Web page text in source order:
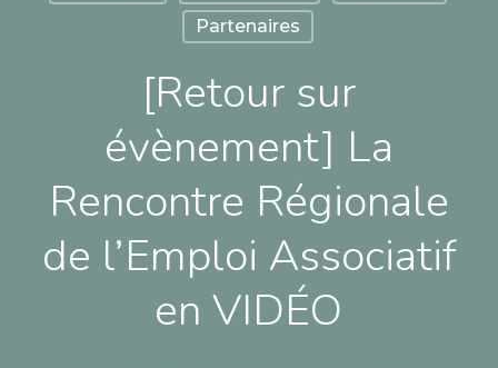
Partenaires
[Retour sur
évènement] La
Rencontre Régionale
de l’Emploi Associatif
en VIDÉO